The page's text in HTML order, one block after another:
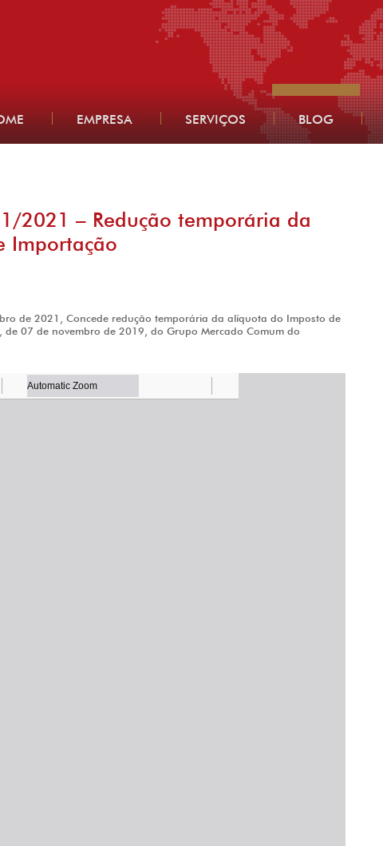
EMPRESA SERVIÇOS BLOG
2021 – Redução temporária da
Importação
de 2021, Concede redução temporária da alíquota do Imposto de
07 de novembro de 2019, do Grupo Mercado Comum do